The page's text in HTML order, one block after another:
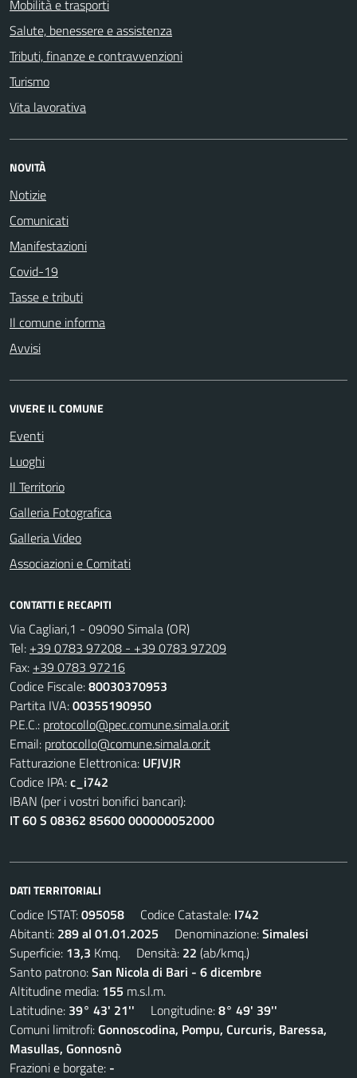
Mobilità e trasporti
Salute, benessere e assistenza
Tributi, finanze e contravvenzioni
Turismo
Vita lavorativa
NOVITÀ
Notizie
Comunicati
Manifestazioni
Covid-19
Tasse e tributi
Il comune informa
Avvisi
VIVERE IL COMUNE
Eventi
Luoghi
Il Territorio
Galleria Fotografica
Galleria Video
Associazioni e Comitati
CONTATTI E RECAPITI
Via Cagliari,1 - 09090 Simala (OR)
Tel: +39 0783 97208 - +39 0783 97209
Fax: +39 0783 97216
Codice Fiscale:80030370953
Partita IVA:00355190950
P.E.C.: protocollo@pec.comune.simala.or.it
Email: protocollo@comune.simala.or.it
Fatturazione Elettronica: UFJVJR
Codice IPA:c_i742
IBAN (per i vostri bonifici bancari):
IT 60 S 08362 85600 000000052000
DATI TERRITORIALI
Codice ISTAT:095058 Codice Catastale: I742
Abitanti: 289 al 01.01.2025 Denominazione:Simalesi
Superficie: 13,3 Kmq. Densità: 22 (ab/kmq.)
Santo patrono:San Nicola di Bari - 6 dicembre
Altitudine media: 155 m.s.l.m.
Latitudine: 39° 43' 21'' Longitudine:8° 49' 39''
Comuni limitrofi:Gonnoscodina, Pompu, Curcuris, Baressa,
Masullas, Gonnosnò
Frazioni e borgate: -